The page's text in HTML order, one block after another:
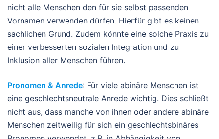
nicht alle Menschen den für sie selbst passenden
Vornamen verwenden dürfen. Hierfür gibt es keinen
sachlichen Grund. Zudem könnte eine solche Praxis zu
einer verbesserten sozialen Integration und zu
Inklusion aller Menschen führen.
Pronomen & Anrede: Für viele abinäre Menschen ist
eine geschlechtsneutrale Anrede wichtig. Dies schließt
nicht aus, dass manche von ihnen oder andere abinäre
Menschen zeitweilig für sich ein geschlechtsbinäres